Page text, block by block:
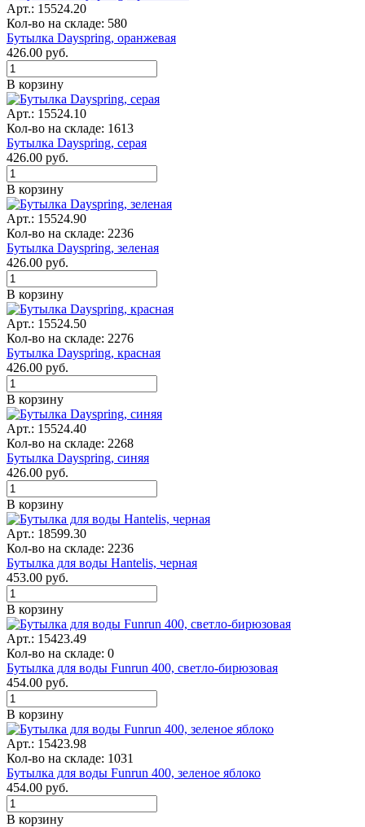
Арт.: 15524.20
Кол-во на складе: 580
Бутылка Dayspring, оранжевая
426.00 руб.
В корзину
Арт.: 15524.10
Кол-во на складе: 1613
Бутылка Dayspring, серая
426.00 руб.
В корзину
Арт.: 15524.90
Кол-во на складе: 2236
Бутылка Dayspring, зеленая
426.00 руб.
В корзину
Арт.: 15524.50
Кол-во на складе: 2276
Бутылка Dayspring, красная
426.00 руб.
В корзину
Арт.: 15524.40
Кол-во на складе: 2268
Бутылка Dayspring, синяя
426.00 руб.
В корзину
Арт.: 18599.30
Кол-во на складе: 2236
Бутылка для воды Hantelis, черная
453.00 руб.
В корзину
Арт.: 15423.49
Кол-во на складе: 0
Бутылка для воды Funrun 400, светло-бирюзовая
454.00 руб.
В корзину
Арт.: 15423.98
Кол-во на складе: 1031
Бутылка для воды Funrun 400, зеленое яблоко
454.00 руб.
В корзину